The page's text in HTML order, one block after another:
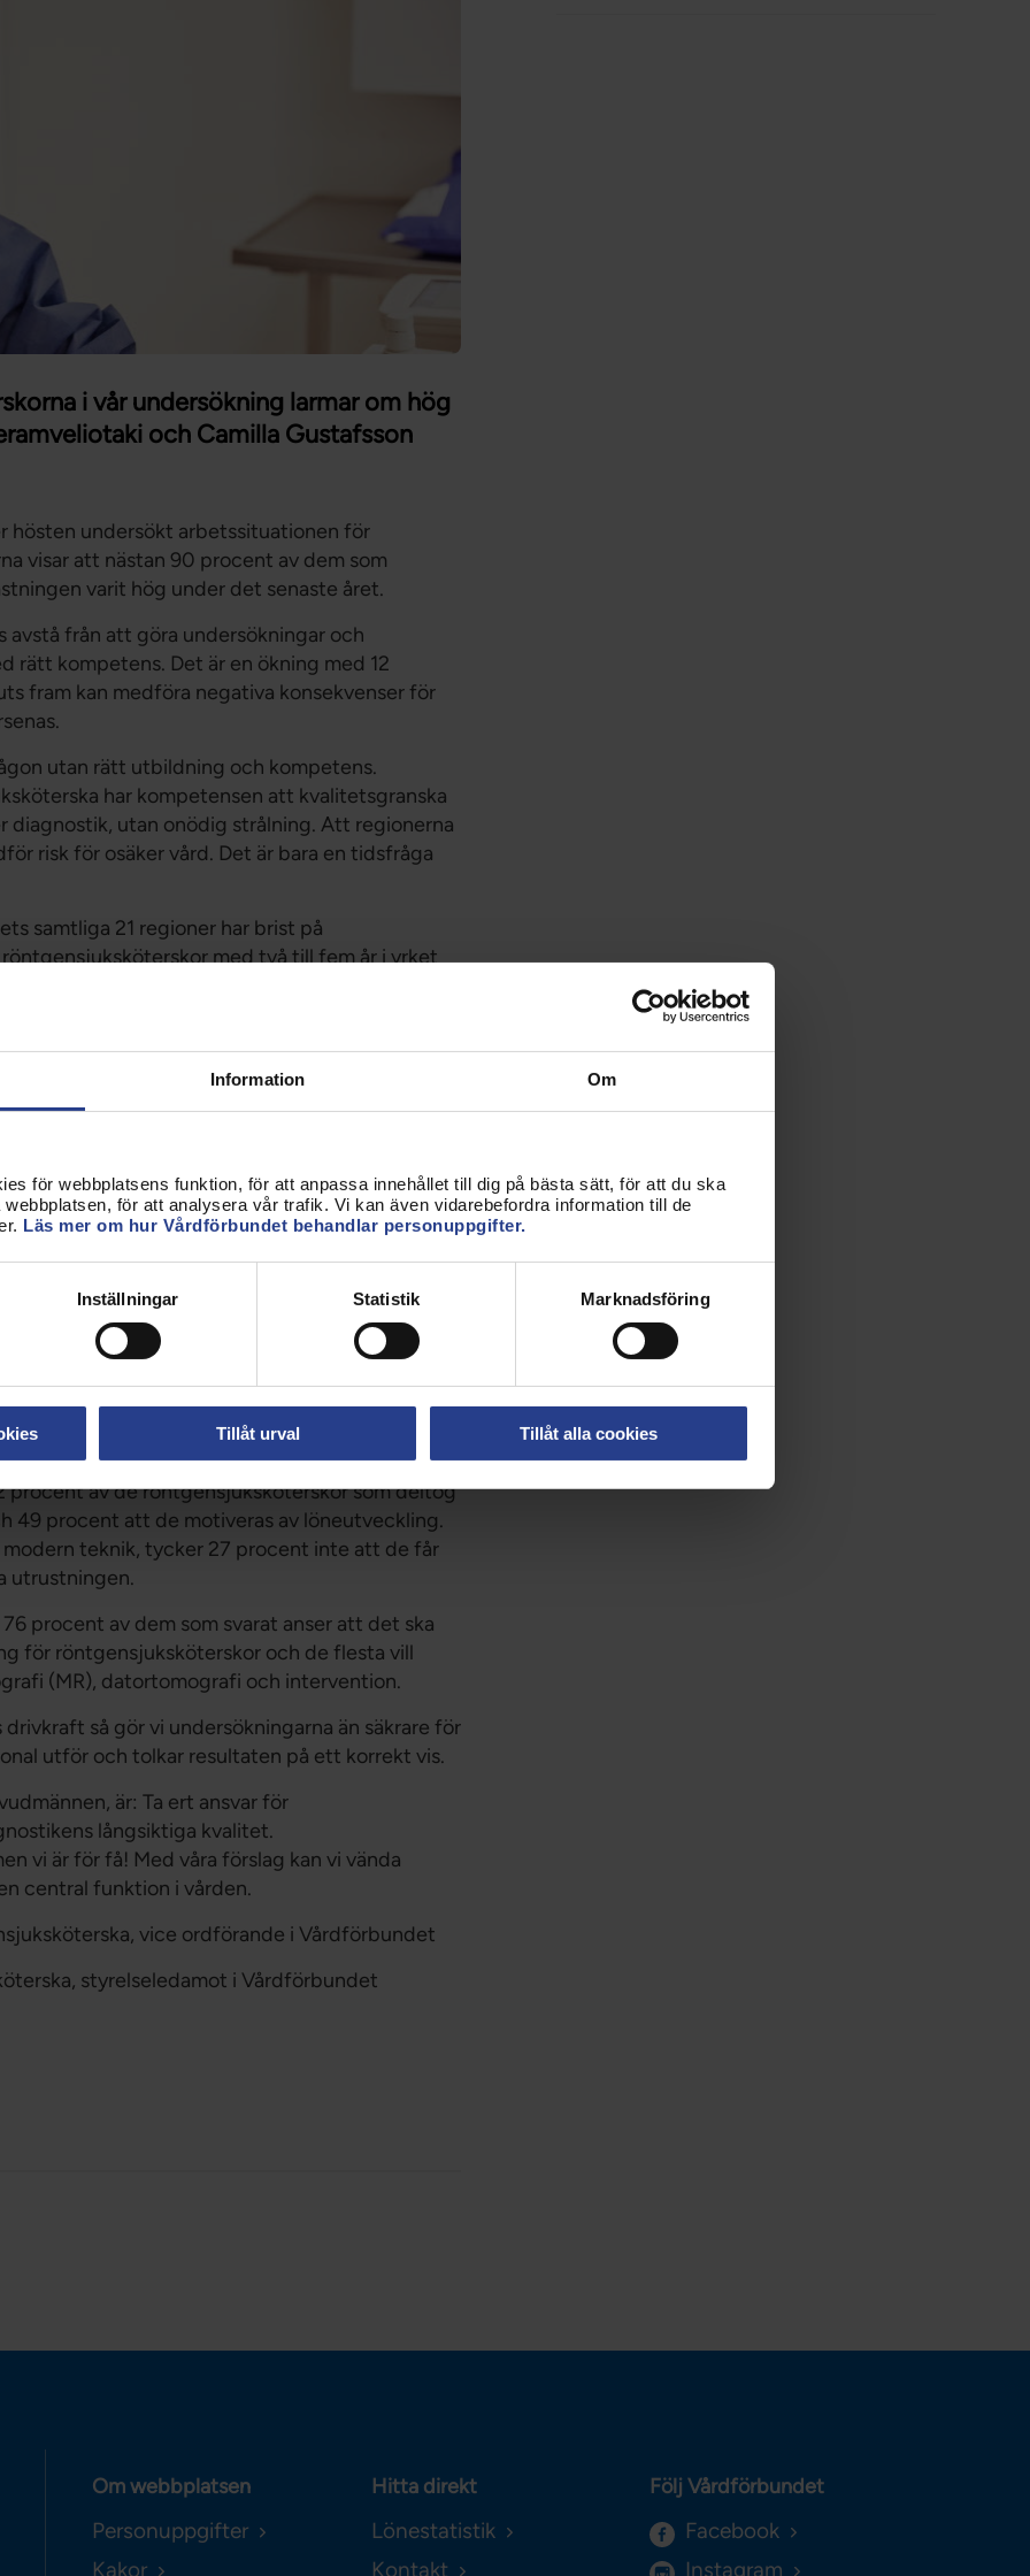
Information Om
för webbplatsens funktion, för att anpassa innehållet till dig på bästa sätt, för att du ska
för att analysera vår trafik. Vi kan även vidarebefordra information till de
Läs mer om hur Vårdförbundet behandlar personuppgifter.
Inställningar Statistik Marknadsföring
Tillåt urval Tillåt alla cookies
i vår undersökning larmar om hög
och Camilla Gustafsson
hösten undersökt arbetssituationen för
visar att nästan 90 procent av dem som
varit hög under det senaste året.
från att göra undersökningar och
rätt kompetens. Det är en ökning med 12
fram kan medföra negativa konsekvenser för
utan rätt utbildning och kompetens.
har kompetensen att kvalitetsgranska
utan onödig strålning. Att regionerna
risk för osäker vård. Det är bara en tidsfråga
samtliga 21 regioner har brist på
med två till fem år i yrket
upplever att den inte är hanterbar, med
Dessa typer av besvär har ökat sedan förra
röntgensjuksköterskor ansåg att bemanningen
är det grundläggande att man besitter den
fungera tillfredställande, vilket legitimerade
utbildning och kompetens närmast patienten.
Både arbetsvillkoren och
för röntgensjuksköterskor.
att vården moderniseras och flyttar närmare
procent av de röntgensjuksköterskor som deltog
49 procent att de motiveras av löneutveckling.
teknik, tycker 27 procent inte att de får
utrustningen.
procent av dem som svarat anser att det ska
för röntgensjuksköterskor och de flesta vill
(MR), datortomografi och intervention.
så gör vi undersökningarna än säkrare för
utför och tolkar resultaten på ett korrekt vis.
är: Ta ert ansvar för
långsiktiga kvalitet.
vi är för få! Med våra förslag kan vi vända
central funktion i vården.
vice ordförande i Vårdförbundet
styrelseledamot i Vårdförbundet
Om webbplatsen
Personuppgifter
Kakor
Hitta direkt
Lönestatistik
Kontakt
Följ Vårdförbundet
Facebook
Instagram